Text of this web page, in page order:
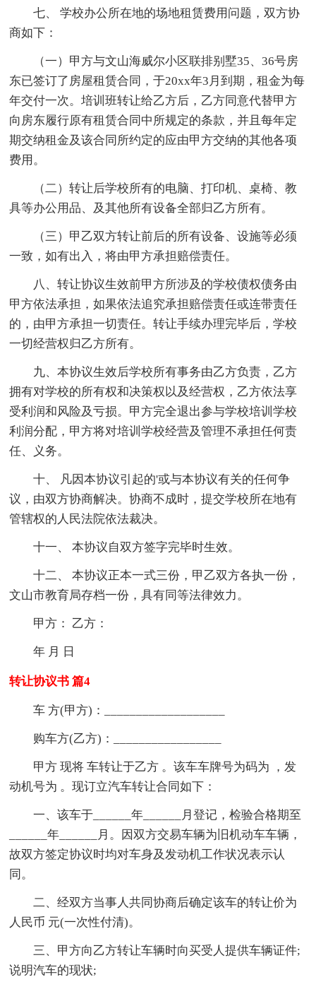
七、 学校办公所在地的场地租赁费用问题，双方协
商如下：
（一）甲方与文山海威尔小区联排别墅35、36号房
东已签订了房屋租赁合同，于20xx年3月到期，租金为每
年交付一次。培训班转让给乙方后，乙方同意代替甲方
向房东履行原有租赁合同中所规定的条款，并且每年定
期交纳租金及该合同所约定的应由甲方交纳的其他各项
费用。
（二）转让后学校所有的电脑、打印机、桌椅、教
具等办公用品、及其他所有设备全部归乙方所有。
（三）甲乙双方转让前后的所有设备、设施等必须
一致，如有出入，将由甲方承担赔偿责任。
八、转让协议生效前甲方所涉及的学校债权债务由
甲方依法承担，如果依法追究承担赔偿责任或连带责任
的，由甲方承担一切责任。转让手续办理完毕后，学校
一切经营权归乙方所有。
九、本协议生效后学校所有事务由乙方负责，乙方
拥有对学校的所有权和决策权以及经营权，乙方依法享
受利润和风险及亏损。甲方完全退出参与学校培训学校
利润分配，甲方将对培训学校经营及管理不承担任何责
任、义务。
十、 凡因本协议引起的'或与本协议有关的任何争
议，由双方协商解决。协商不成时，提交学校所在地有
管辖权的人民法院依法裁决。
十一、 本协议自双方签字完毕时生效。
十二、 本协议正本一式三份，甲乙双方各执一份，
文山市教育局存档一份，具有同等法律效力。
甲方： 乙方：
年 月 日
转让协议书 篇4
车 方(甲方)：___________________
购车方(乙方)：_________________
甲方 现将 车转让于乙方 。该车车牌号为码为 ，发
动机号为 。现订立汽车转让合同如下：
一、该车于______年______月登记，检验合格期至
______年______月。因双方交易车辆为旧机动车车辆，
故双方签定协议时均对车身及发动机工作状况表示认
同。
二、经双方当事人共同协商后确定该车的转让价为
人民币 元(一次性付清)。
三、甲方向乙方转让车辆时向买受人提供车辆证件;
说明汽车的现状;